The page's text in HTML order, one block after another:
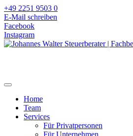
+49 2251 9503 0
E-Mail schreiben
Facebook
Instagram
Home
Team
Services
Für Privatpersonen